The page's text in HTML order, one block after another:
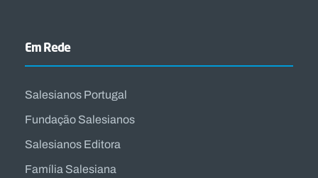
Em Rede
Salesianos Portugal
Fundação Salesianos
Salesianos Editora
Família Salesiana